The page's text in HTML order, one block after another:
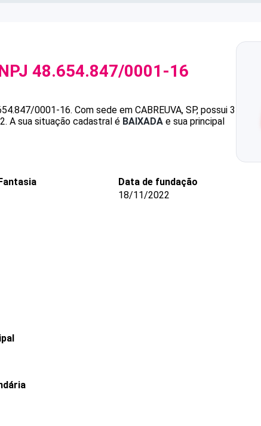
48.654.847/0001-16
0001-16. Com sede em CABREUVA, SP, possui 3
A sua situação cadastral é BAIXADA e sua principal
Data de fundação
18/11/2022